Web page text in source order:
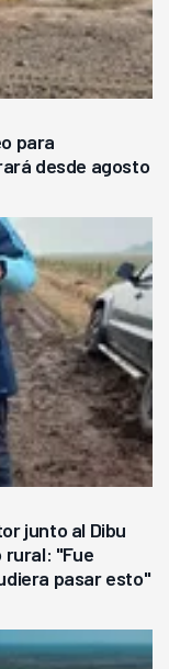
para
desde agosto
junto al Dibu
rural: "Fue
pasar esto"